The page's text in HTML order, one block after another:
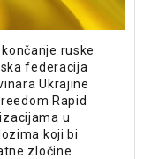
ruske
federacija
Ukrajine
Rapid
u
koji bi
zločine